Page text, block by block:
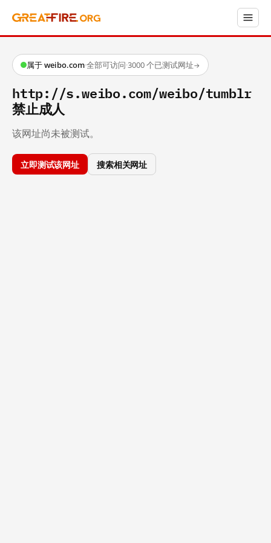
属于 weibo.com·全部可访问·3000 个已测试网址→
http://s.weibo.com/weibo/tumblr
禁止成人
该网址尚未被测试。
立即测试该网址 搜索相关网址